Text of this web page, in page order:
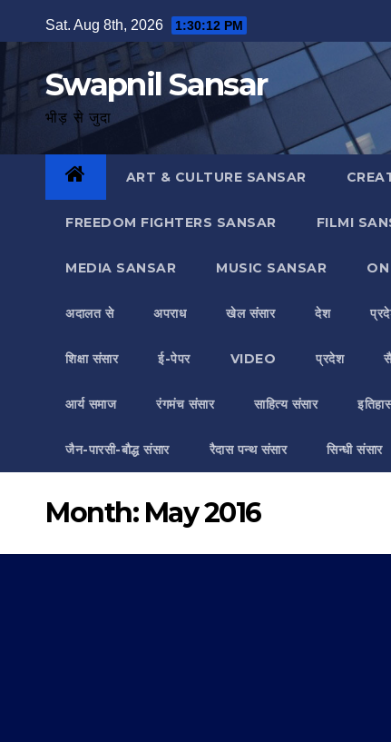
to
Sat. Aug 8th, 2026 1:30:14 PM
Swapnil Sansar
भीड़ से जुदा
ART & CULTURE SANSAR
FREEDOM FIGHTERS SANSAR FILMI
MEDIA SANSAR MUSIC SANSAR
अदालत से अपराध खेल संसार देश
शिक्षा संसार ई-पेपर VIDEO प्रदेश
आर्य समाज रंगमंच संसार साहित्य संसार
जैन-पारसी-बौद्ध संसार रैदास पन्थ संसार सिन्धी संसार
Month: May 2016